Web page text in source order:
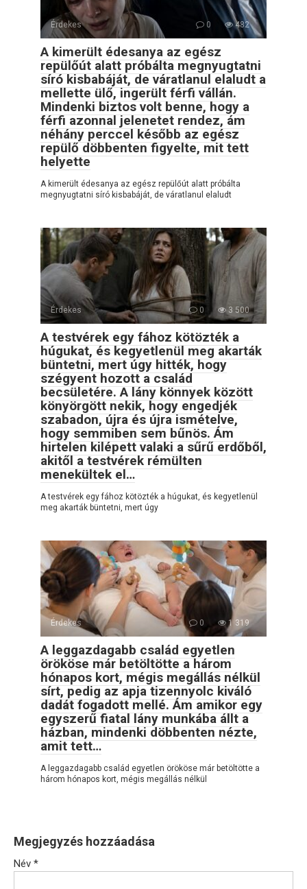
Érdekes 0 482
A kimerült édesanya az egész
repülőút alatt próbálta megnyugtatni
síró kisbabáját, de váratlanul elaludt a
mellette ülő, ingerült férfi vállán.
Mindenki biztos volt benne, hogy a
férfi azonnal jelenetet rendez, ám
néhány perccel később az egész
repülő döbbenten figyelte, mit tett
helyette
A kimerült édesanya az egész repülőút alatt próbálta
megnyugtatni síró kisbabáját, de váratlanul elaludt
Érdekes 0 3 500
A testvérek egy fához kötözték a
húgukat, és kegyetlenül meg akarták
büntetni, mert úgy hitték, hogy
szégyent hozott a család
becsületére. A lány könnyek között
könyörgött nekik, hogy engedjék
szabadon, újra és újra ismételve,
hogy semmiben sem bűnös. Ám
hirtelen kilépett valaki a sűrű erdőből,
akitől a testvérek rémülten
menekültek el…
A testvérek egy fához kötözték a húgukat, és kegyetlenül
meg akarták büntetni, mert úgy
Érdekes 0 1 319
A leggazdagabb család egyetlen
örököse már betöltötte a három
hónapos kort, mégis megállás nélkül
sírt, pedig az apja tizennyolc kiváló
dadát fogadott mellé. Ám amikor egy
egyszerű fiatal lány munkába állt a
házban, mindenki döbbenten nézte,
amit tett…
A leggazdagabb család egyetlen örököse már betöltötte a
három hónapos kort, mégis megállás nélkül
Megjegyzés hozzáadása
Név *